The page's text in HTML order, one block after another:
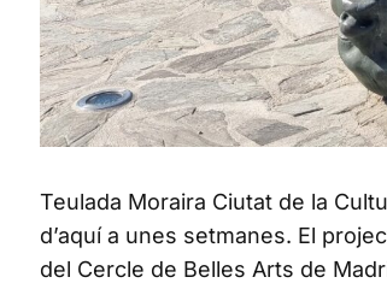
Teulada Moraira Ciutat de la
d’aquí a unes setmanes. El
del Cercle de Belles Arts de